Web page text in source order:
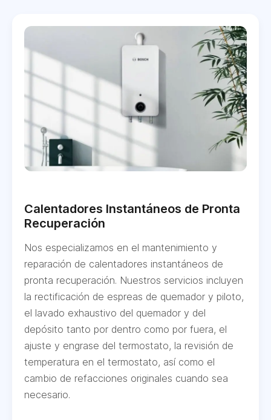
Calentadores Instantáneos de Pronta
Recuperación
Nos especializamos en el mantenimiento y
reparación de calentadores instantáneos de
pronta recuperación. Nuestros servicios incluyen
la rectificación de espreas de quemador y piloto,
el lavado exhaustivo del quemador y del
depósito tanto por dentro como por fuera, el
ajuste y engrase del termostato, la revisión de
temperatura en el termostato, así como el
cambio de refacciones originales cuando sea
necesario.